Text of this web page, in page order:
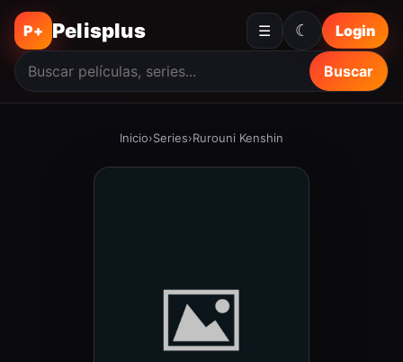
P+ Pelisplus ☰
Buscar
Login
☾
Inicio›Series›Rurouni Kenshin